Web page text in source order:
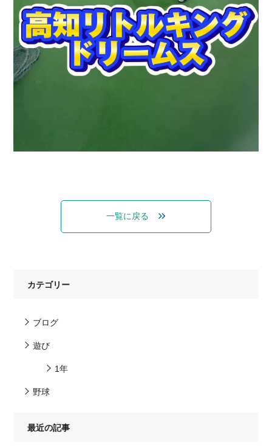
一覧に戻る
カテゴリー
ブログ
遊び
1年
野球
最近の記事